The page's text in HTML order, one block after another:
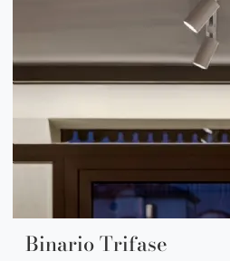
Binario Trifase